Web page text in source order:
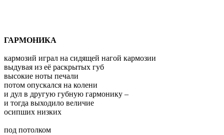
ГАРМОНИКА
кармозий играл на сидящей нагой кармозии
выдувая из её раскрытых губ
высокие ноты печали
потом опускался на колени
и дул в другую губную гармонику –
и тогда выходило величие
осипших низких
под потолком